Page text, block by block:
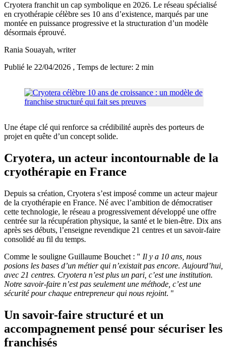
Cryotera franchit un cap symbolique en 2026. Le réseau spécialisé
en cryothérapie célèbre ses 10 ans d’existence, marqués par une
montée en puissance progressive et la structuration d’un modèle
désormais éprouvé.
Rania Souayah, writer
Publié le 22/04/2026 , Temps de lecture: 2 min
Une étape clé qui renforce sa crédibilité auprès des porteurs de
projet en quête d’un concept solide.
Cryotera, un acteur incontournable de la
cryothérapie en France
Depuis sa création, Cryotera s’est imposé comme un acteur majeur
de la cryothérapie en France. Né avec l’ambition de démocratiser
cette technologie, le réseau a progressivement développé une offre
centrée sur la récupération physique, la santé et le bien-être. Dix ans
après ses débuts, l’enseigne revendique 21 centres et un savoir-faire
consolidé au fil du temps.
Comme le souligne Guillaume Bouchet : " Il y a 10 ans, nous
posions les bases d’un métier qui n’existait pas encore. Aujourd’hui,
avec 21 centres. Cryotera n’est plus un pari, c’est une institution.
Notre savoir-faire n’est pas seulement une méthode, c’est une
sécurité pour chaque entrepreneur qui nous rejoint. "
Un savoir-faire structuré et un
accompagnement pensé pour sécuriser les
franchisés